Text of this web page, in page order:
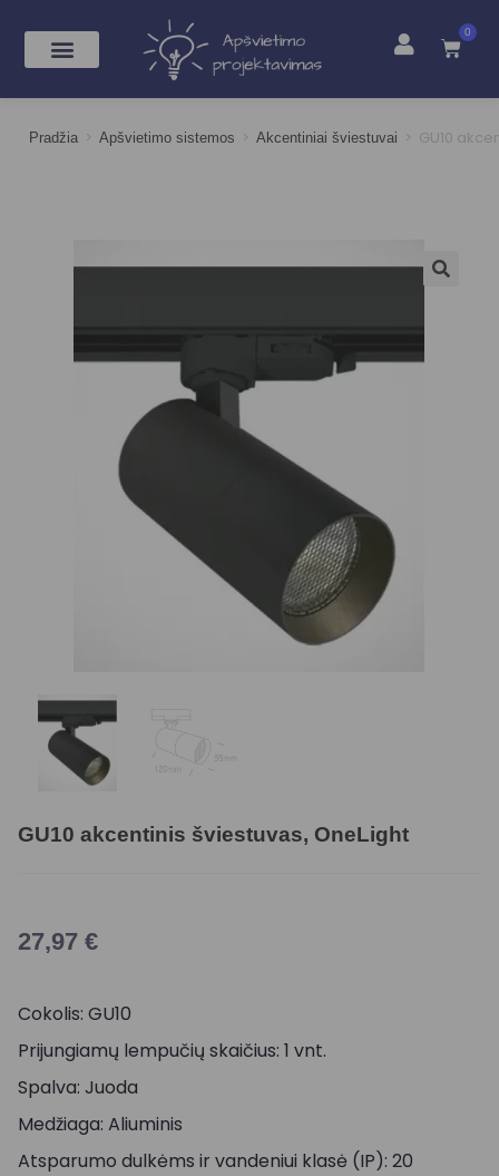
0
Pradžia > Apšvietimo sistemos > Akcentiniai šviestuvai > GU10
GU10 akcentinis šviestuvas, OneLight
27,97 €
Cokolis: GU10
Prijungiamų lempučių skaičius: 1 vnt.
Spalva: Juoda
Medžiaga: Aliuminis
Atsparumo dulkėms ir vandeniui klasė (IP): 20